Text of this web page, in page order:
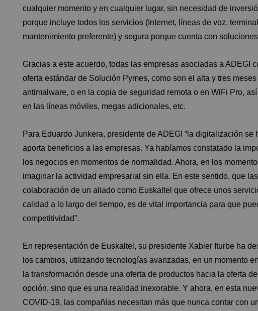
cualquier momento y en cualquier lugar, sin necesidad de
porque incluye todos los servicios (Internet, líneas de voz,
mantenimiento preferente) y segura porque cuenta con
Gracias a este acuerdo, todas las empresas asociadas a ADEGI
oferta estándar de Solución Pymes, como son el alta y tres
antimalware, o en la copia de seguridad remota o en WiFi Pro,
en las líneas móviles, megas adicionales, etc.
Para Eduardo Junkera, presidente de ADEGI “la digitalización
aporta beneficios a las empresas. Ya habíamos constatado la
los negocios en momentos de normalidad. Ahora, en los
imaginar la actividad empresarial sin ella. En este sentido, que
colaboración de un aliado como Euskaltel que ofrece unos
calidad a lo largo del tiempo, es de vital importancia para que
competitividad”.
En representación de Euskaltel, su presidente Xabier Iturbe ha
los cambios, utilizando tecnologías avanzadas, en un momento
la transformación desde una oferta de productos hacia la oferta
opción, sino que es una realidad inexorable. Y ahora, en esta
COVID-19, las compañías necesitan más que nunca contar con